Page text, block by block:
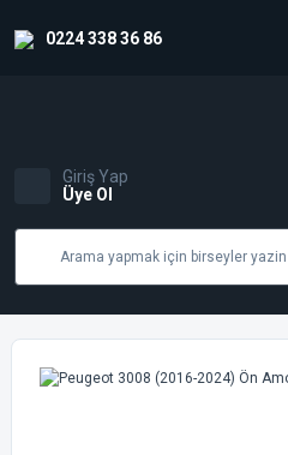
0224 338 36 86
Giriş Yap
Üye Ol